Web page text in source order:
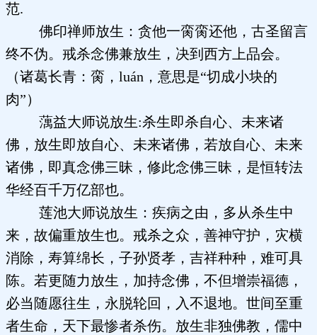
范.
佛印禅师放生：贪他一脔脔还他，古圣留言
终不伪。戒杀念佛兼放生，决到西方上品会。
（诸葛长青：脔，luán，意思是“切成小块的
肉”）
蕅益大师说放生:杀生即杀自心、未来诸
佛，放生即放自心、未来诸佛，若放自心、未来
诸佛，即真念佛三昧，修此念佛三昧，是恒转法
华经百千万亿部也。
莲池大师说放生：疾病之由，多从杀生中
来，故偏重放生也。戒杀之众，善神守护，灾横
消除，寿算绵长，子孙贤孝，吉祥种种，难可具
陈。若更随力放生，加持念佛，不但增崇福德，
必当随愿往生，永脱轮回，入不退地。世间至重
者生命，天下最惨者杀伤。放生非独佛教，儒中